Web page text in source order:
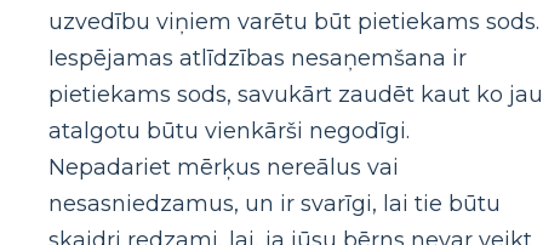
uzvedību viņiem varētu būt pietiekams sods.
Iespējamas atlīdzības nesaņemšana ir
pietiekams sods, savukārt zaudēt kaut ko jau
atalgotu būtu vienkārši negodīgi.
Nepadariet mērķus nereālus vai
nesasniedzamus, un ir svarīgi, lai tie būtu